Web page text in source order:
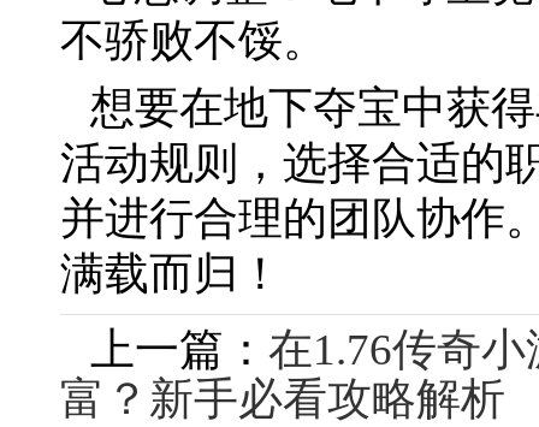
不骄败不馁。
想要在地下夺宝中获
活动规则，选择合适的
并进行合理的团队协作
满载而归！
上一篇： 在1.76传奇
富？新手必看攻略解析